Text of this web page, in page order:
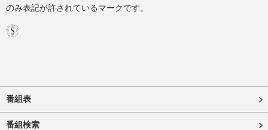
のみ表記が許されているマークです。
番組表
番組検索